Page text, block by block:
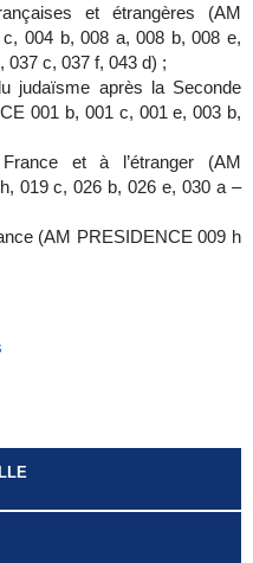
et étrangères (AM
c, 004 b,008 a, 008 b, 008 e,
037 c, 037 f, 043 d) ;
judaïsme après la Seconde
001 b, 001 c, 001 e, 003 b,
et à l’étranger (AM
019 c, 026 b, 026 e, 030 a –
(AM PRESIDENCE 009 h